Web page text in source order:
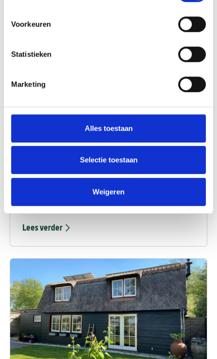
Voorkeuren
Statistieken
Marketing
Alles toestaan
Selectie toestaan
Weigeren
waar je vogels hoort fluiten. De Boet is met aandacht
ingericht om zowel zomers met openslaande deuren
als ‘s winters met de kachel aan heerlijk tot rust te
Bungalow in Schoorl
Aan de rand van bos en duin, vlak bij zee, ligt
Bungalow in Schoorl: een sfeervol vakantiehuis voor
2 tot 4 personen. Hier geniet je van rust, natuur en
kustplaatsen van Nederland. De bungalow ligt op
een rustige locatie, op een steenworp afstand van de
hoogste duinen van Nederland en op fietsafstand
van het strand. Met een moderne inrichting en alle
comfort is het de perfecte uitvalsbasis voor
natuurliefhebbers, fietsers en wandelaars.
Lees verder